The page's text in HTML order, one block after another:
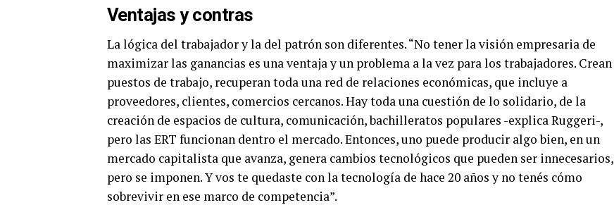
Ventajas y contras
La lógica del trabajador y la del patrón son diferentes. “No tener la visión empresaria de
maximizar las ganancias es una ventaja y un problema a la vez para los trabajadores. Crean
puestos de trabajo, recuperan toda una red de relaciones económicas, que incluye a
proveedores, clientes, comercios cercanos. Hay toda una cuestión de lo solidario, de la
creación de espacios de cultura, comunicación, bachilleratos populares -explica Ruggeri-,
pero las ERT funcionan dentro el mercado. Entonces, uno puede producir algo bien, en un
mercado capitalista que avanza, genera cambios tecnológicos que pueden ser innecesarios,
pero se imponen. Y vos te quedaste con la tecnología de hace 20 años y no tenés cómo
sobrevivir en ese marco de competencia”.